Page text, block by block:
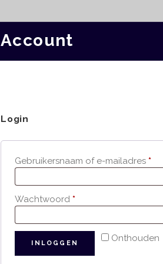
Account
Login
Gebruikersnaam of e-mailadres *
Wachtwoord *Vereist
Onthouden
INLOGGEN